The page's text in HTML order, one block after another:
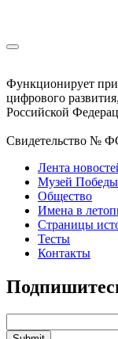
Функционирует
цифрового
Российской
Свидетельство №
Лента
Музей Победы
Общество
Имена в
Страницы
Тесты
Контакты